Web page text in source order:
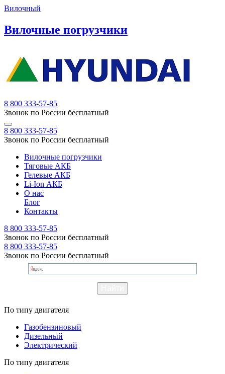
Вилочный
Вилочные погрузчики
8 800 333-57-85
Звонок по России бесплатный
8 800 333-57-85
Звонок по России бесплатный
Вилочные погрузчики
Тяговые АКБ
Гелевые АКБ
Li-Ion АКБ
О нас
Блог
Контакты
8 800 333-57-85
Звонок по России бесплатный
8 800 333-57-85
Звонок по России бесплатный
По типу двигателя
Газобензиновый
Дизельный
Электрический
По типу двигателя